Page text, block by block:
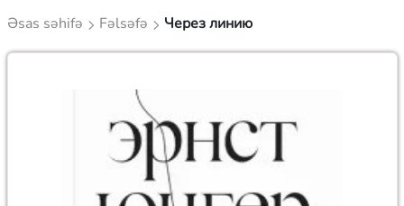
Əsas səhifə Fəlsəfə Через линию